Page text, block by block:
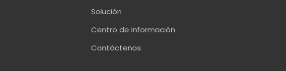
Solución
Centro de información
Contáctenos